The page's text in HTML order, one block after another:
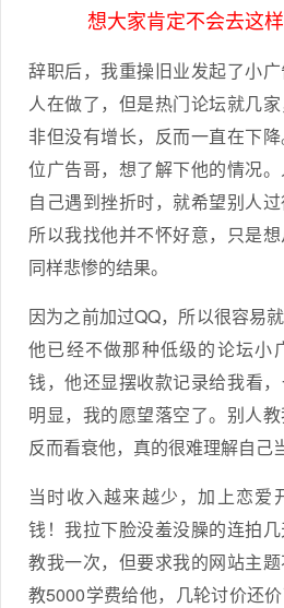
想大家肯定不会去这样
辞职后，我重操旧业发起了小
人在做了，但是热门论坛就几
非但没有增长，反而一直在下
位广告哥，想了解下他的情况。
自己遇到挫折时，就希望别人过
所以我找他并不怀好意，只是
同样悲惨的结果。
因为之前加过QQ，所以很容易
他已经不做那种低级的论坛小
钱，他还显摆收款记录给我看
明显，我的愿望落空了。别人教
反而看衰他，真的很难理解自己
当时收入越来越少，加上恋爱
钱！我拉下脸没羞没臊的连拍
教我一次，但要求我的网站主
教5000学费给他，几轮讨价还